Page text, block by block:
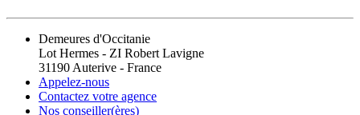
Demeures d'Occitanie
Lot Hermes - ZI Robert Lavigne
31190 Auterive - France
Appelez-nous
Contactez votre agence
Nos conseiller(ères)